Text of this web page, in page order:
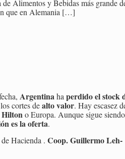
de Ali­men­tos y Be­bi­das más gran­de
que en Ale­ma­nia[…]
Ar­gen­ti­nahaper­di­do el stock
cor­tes dealto valor. Hay es­ca­sez
o Eu­ro­pa. Aun­que sigue sien­do
es la ofer­ta.
Ha­cien­da . Coop. Gui­ller­mo Leh­